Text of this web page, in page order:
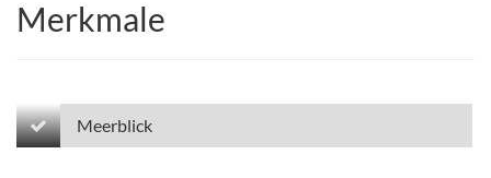
Merkmale
Meerblick